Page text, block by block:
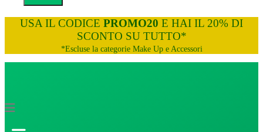
USA IL CODICE PROMO20 E HAI IL 20% DI
SCONTO SU TUTTO*
*Escluse la categorie Make Up e Accessori